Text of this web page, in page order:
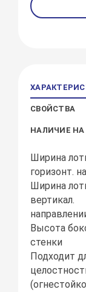
СВОЙСТВА
НАЛИЧИЕ НА
Ширина
горизонт.
Ширина
вертикал.
Высота
стенки
Подходит